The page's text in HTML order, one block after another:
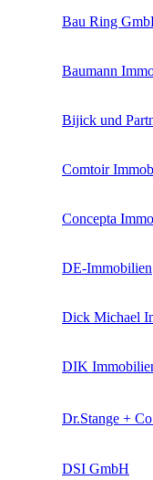
Bau Ring
Baumann
Bijick und
Comtoir
Concepta
DE-Immobilien
Dick Michael
DIK
Dr.Stange +
DSI GmbH